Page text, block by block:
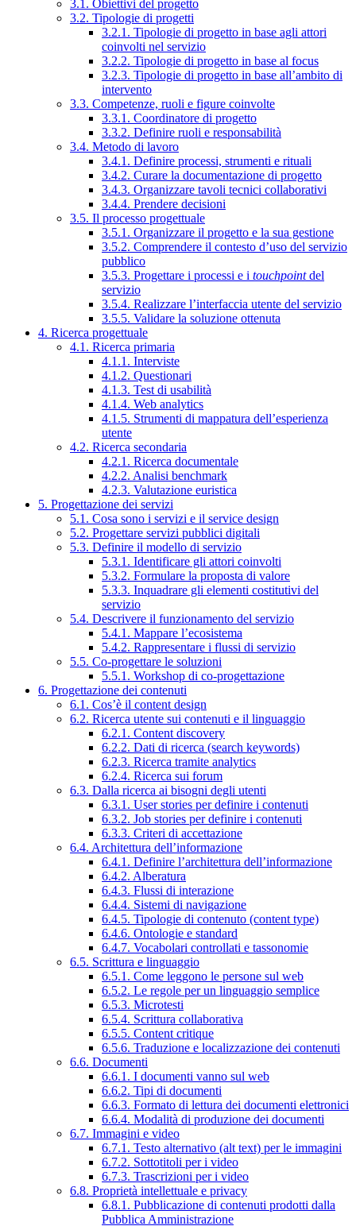
3.1. Obiettivi del progetto
3.2. Tipologie di progetti
3.2.1. Tipologie di progetto in base agli attori
coinvolti nel servizio
3.2.2. Tipologie di progetto in base al focus
3.2.3. Tipologie di progetto in base all’ambito di
intervento
3.3. Competenze, ruoli e figure coinvolte
3.3.1. Coordinatore di progetto
3.3.2. Definire ruoli e responsabilità
3.4. Metodo di lavoro
3.4.1. Definire processi, strumenti e rituali
3.4.2. Curare la documentazione di progetto
3.4.3. Organizzare tavoli tecnici collaborativi
3.4.4. Prendere decisioni
3.5. Il processo progettuale
3.5.1. Organizzare il progetto e la sua gestione
3.5.2. Comprendere il contesto d’uso del servizio
pubblico
3.5.3. Progettare i processi e i touchpointdel
servizio
3.5.4. Realizzare l’interfaccia utente del servizio
3.5.5. Validare la soluzione ottenuta
4. Ricerca progettuale
4.1. Ricerca primaria
4.1.1. Interviste
4.1.2. Questionari
4.1.3. Test di usabilità
4.1.4. Web analytics
4.1.5. Strumenti di mappatura dell’esperienza
utente
4.2. Ricerca secondaria
4.2.1. Ricerca documentale
4.2.2. Analisi benchmark
4.2.3. Valutazione euristica
5. Progettazione dei servizi
5.1. Cosa sono i servizi e il service design
5.2. Progettare servizi pubblici digitali
5.3. Definire il modello di servizio
5.3.1. Identificare gli attori coinvolti
5.3.2. Formulare la proposta di valore
5.3.3. Inquadrare gli elementi costitutivi del
servizio
5.4. Descrivere il funzionamento del servizio
5.4.1. Mappare l’ecosistema
5.4.2. Rappresentare i flussi di servizio
5.5. Co-progettare le soluzioni
5.5.1. Workshop di co-progettazione
6. Progettazione dei contenuti
6.1. Cos’è il content design
6.2. Ricerca utente sui contenuti e il linguaggio
6.2.1. Content discovery
6.2.2. Dati di ricerca (search keywords)
6.2.3. Ricerca tramite analytics
6.2.4. Ricerca sui forum
6.3. Dalla ricerca ai bisogni degli utenti
6.3.1. User stories per definire i contenuti
6.3.2. Job stories per definire i contenuti
6.3.3. Criteri di accettazione
6.4. Architettura dell’informazione
6.4.1. Definire l’architettura dell’informazione
6.4.2. Alberatura
6.4.3. Flussi di interazione
6.4.4. Sistemi di navigazione
6.4.5. Tipologie di contenuto (content type)
6.4.6. Ontologie e standard
6.4.7. Vocabolari controllati e tassonomie
6.5. Scrittura e linguaggio
6.5.1. Come leggono le persone sul web
6.5.2. Le regole per un linguaggio semplice
6.5.3. Microtesti
6.5.4. Scrittura collaborativa
6.5.5. Content critique
6.5.6. Traduzione e localizzazione dei contenuti
6.6. Documenti
6.6.1. I documenti vanno sul web
6.6.2. Tipi di documenti
6.6.3. Formato di lettura dei documenti elettronici
6.6.4. Modalità di produzione dei documenti
6.7. Immagini e video
6.7.1. Testo alternativo (alt text) per le immagini
6.7.2. Sottotitoli per i video
6.7.3. Trascrizioni per i video
6.8. Proprietà intellettuale e privacy
6.8.1. Pubblicazione di contenuti prodotti dalla
Pubblica Amministrazione